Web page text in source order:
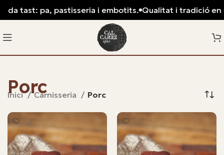
Porc
Inici Carnisseria Porc
tast: pa, pastisseria i embotits. Qualitat i tradició en